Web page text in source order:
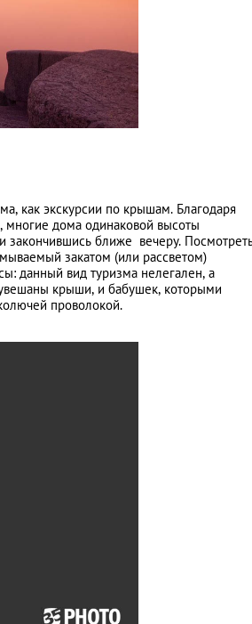
как экскурсии по крышам. Благодаря
многие дома одинаковой высоты
закончившись ближе вечеру.
закатом (или рассветом)
данный вид туризма нелегален, а
крыши, и бабушек, которыми
проволокой.